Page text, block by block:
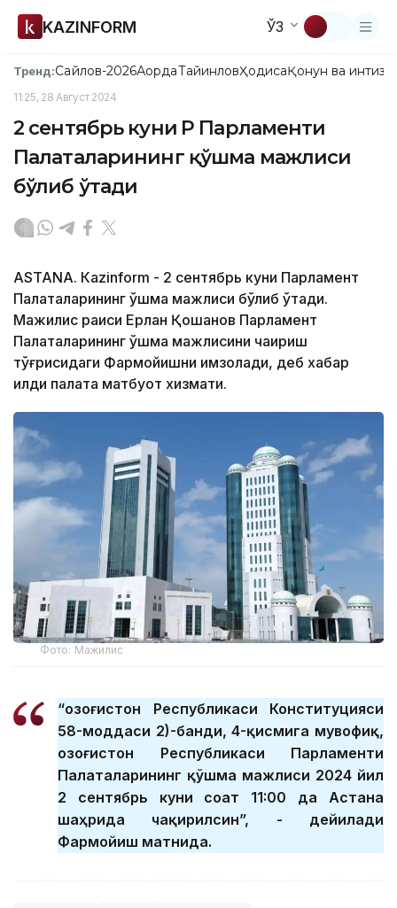
KAZINFORM ЎЗ
Тренд:Сайлов-2026АқордаТайинловҲодисаҚонун ва
11:25, 28 Август 2024
2 сентябрь куни ҚР Парламенти
Палаталарининг қўшма мажлиси
бўлиб ўтади
ASTANА. Кazinform - 2 сентябрь куни Парламент
Палаталарининг қўшма мажлиси бўлиб ўтади.
Мажилис раиси Ерлан Қошанов Парламент
Палаталарининг қўшма мажлисини чақириш
тўғрисидаги Фармойишни имзолади, деб хабар
қилди палата матбуот хизмати.
Фото: Мажилис
“Қозоғистон Республикаси Конституцияси
58-моддаси 2)-банди, 4-қисмига мувофиқ,
Қозоғистон Республикаси Парламенти
Палаталарининг қўшма мажлиси 2024 йил
2 сентябрь куни соат 11:00 да Астана
шаҳрида чақирилсин”, - дейилади
Фармойиш матнида.